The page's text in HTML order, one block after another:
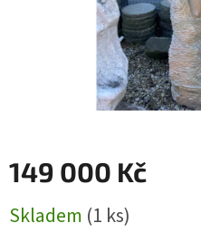
149 000 Kč
cena:
Skladem (1 ks)